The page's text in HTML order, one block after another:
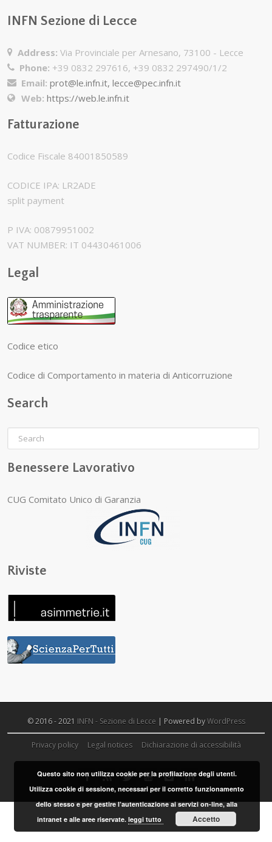
INFN Sezione di Lecce
Address: Via Provinciale per Arnesano, 73100 - Lecce
Phone: +39 0832 297616, +39 0832 297490/1/2
Email: prot@le.infn.it, lecce@pec.infn.it
Web: https://web.le.infn.it
Fatturazione
Codice Fiscale 84001850589
CODICE IPA: LR2ADE
split payment
P IVA: 00879951002
VAT NUMBER: IT 04430461006
Legal
Codice etico
Codice di Comportamento in materia di Anticorruzione
Search
Benessere Lavorativo
CUG Comitato Unico di Garanzia
Riviste
© 2016 - 2021 INFN - Sezione di Lecce | Powered byWordPress
Privacy policy Legal notices Dichiarazione di accessibilità
Questo sito non utilizza cookie per la profilazione degli utenti.
Utilizza cookie di sessione, necessari per il corretto funzionamento
dello stesso e per gestire l’autenticazione ai servizi on-line, alla
intranet e alle aree riservate.leggi tutto Accetto